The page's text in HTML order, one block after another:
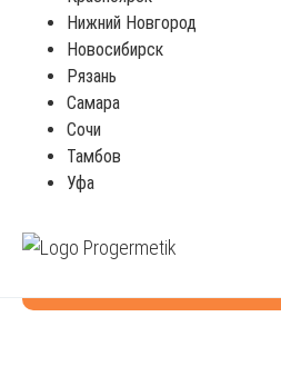
Нижний Новгород
Новосибирск
Рязань
Самара
Сочи
Тамбов
Уфа
Цена по запросу
Бесцветный
0,375л